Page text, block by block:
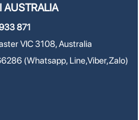
AUSTRALIA
871
VIC 3108, Australia
(Whatsapp, Line,Viber,Zalo)